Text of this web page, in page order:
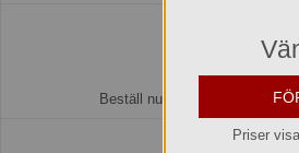
Hos oss kan du
Beställ nu så beräknar vi
Priser